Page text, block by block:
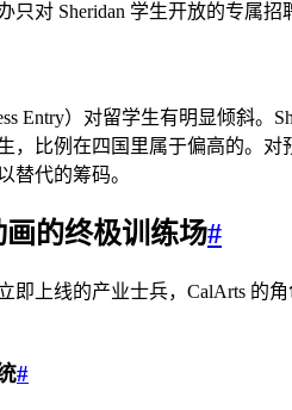
只对 Sheridan 学生开放的专属招
Entry）对留学生有明显倾斜。
，比例在四国里属于偏高的。
替代的筹码。
的终极训练场#
即上线的产业士兵，CalArts 的
#